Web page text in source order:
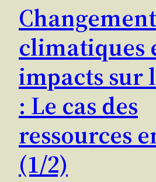
climatiques
impacts sur
: Le cas des
ressources
(1/2)